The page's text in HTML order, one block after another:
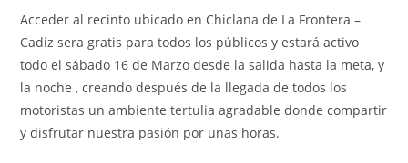
Acceder al recinto ubicado en Chiclana de La Frontera –
Cadiz sera gratis para todos los públicos y estará activo
todo el sábado 16 de Marzo desde la salida hasta la meta, y
la noche , creando después de la llegada de todos los
motoristas un ambiente tertulia agradable donde compartir
y disfrutar nuestra pasión por unas horas.